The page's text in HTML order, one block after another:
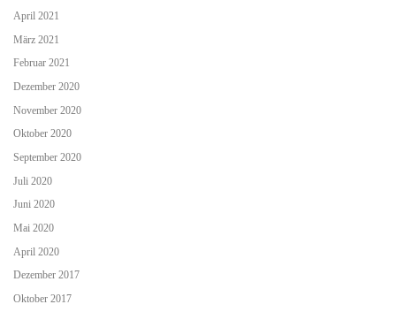
April 2021
März 2021
Februar 2021
Dezember 2020
November 2020
Oktober 2020
September 2020
Juli 2020
Juni 2020
Mai 2020
April 2020
Dezember 2017
Oktober 2017